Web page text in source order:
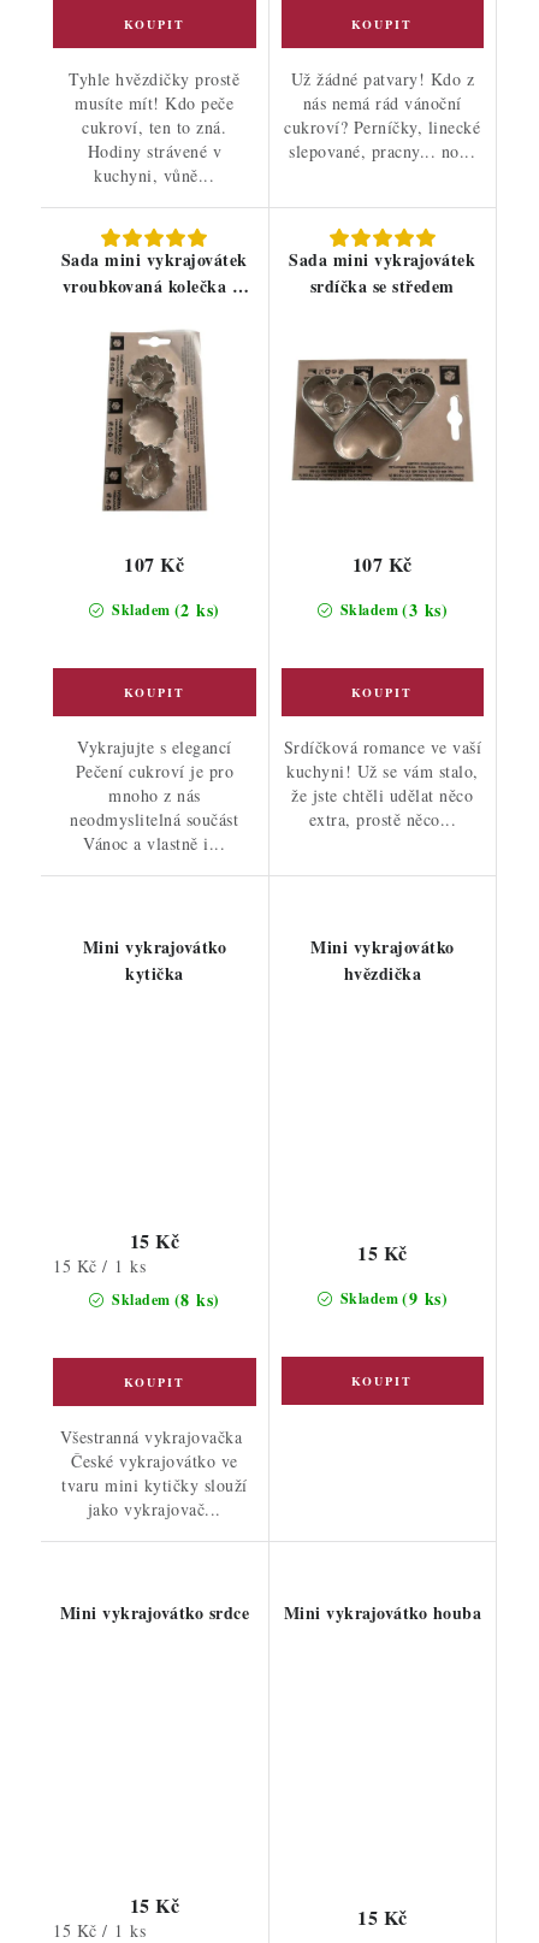
Tyhle hvězdičky prostě
musíte mít! Kdo peče
cukroví, ten to zná.
Hodiny strávené v
kuchyni, vůně...
Už žádné patvary! Kdo z
nás nemá rád vánoční
cukroví? Perníčky, linecké
slepované, pracny... no...
Sada mini vykrajovátek
vroubkovaná kolečka se
Skladem (2 ks)
107 Kč
Vykrajujte s elegancí
Pečení cukroví je pro
mnoho z nás
neodmyslitelná součást
Vánoc a vlastně i...
Sada mini vykrajovátek
srdíčka se středem
Skladem(3 ks)
107 Kč
Srdíčková romance ve vaší
kuchyni! Už se vám stalo,
že jste chtěli udělat něco
extra, prostě něco...
Mini vykrajovátko
kytička
Skladem (8 ks)
15 Kč
Měrná
15 Kč / 1 ks
Všestranná vykrajovačka
České vykrajovátko ve
tvaru mini kytičky slouží
jako vykrajovač...
Mini vykrajovátko
hvězdička
Skladem(9 ks)
15 Kč
Mini vykrajovátko srdce
15 Kč
Měrná
15 Kč / 1 ks
Mini vykrajovátko houba
15 Kč